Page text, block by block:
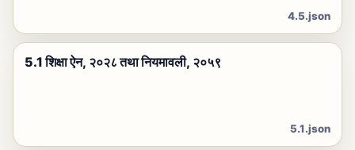
4.5.json
5.1 शिक्षा ऐन, २०२८ तथा नियमावली, २०५९
5.1.json